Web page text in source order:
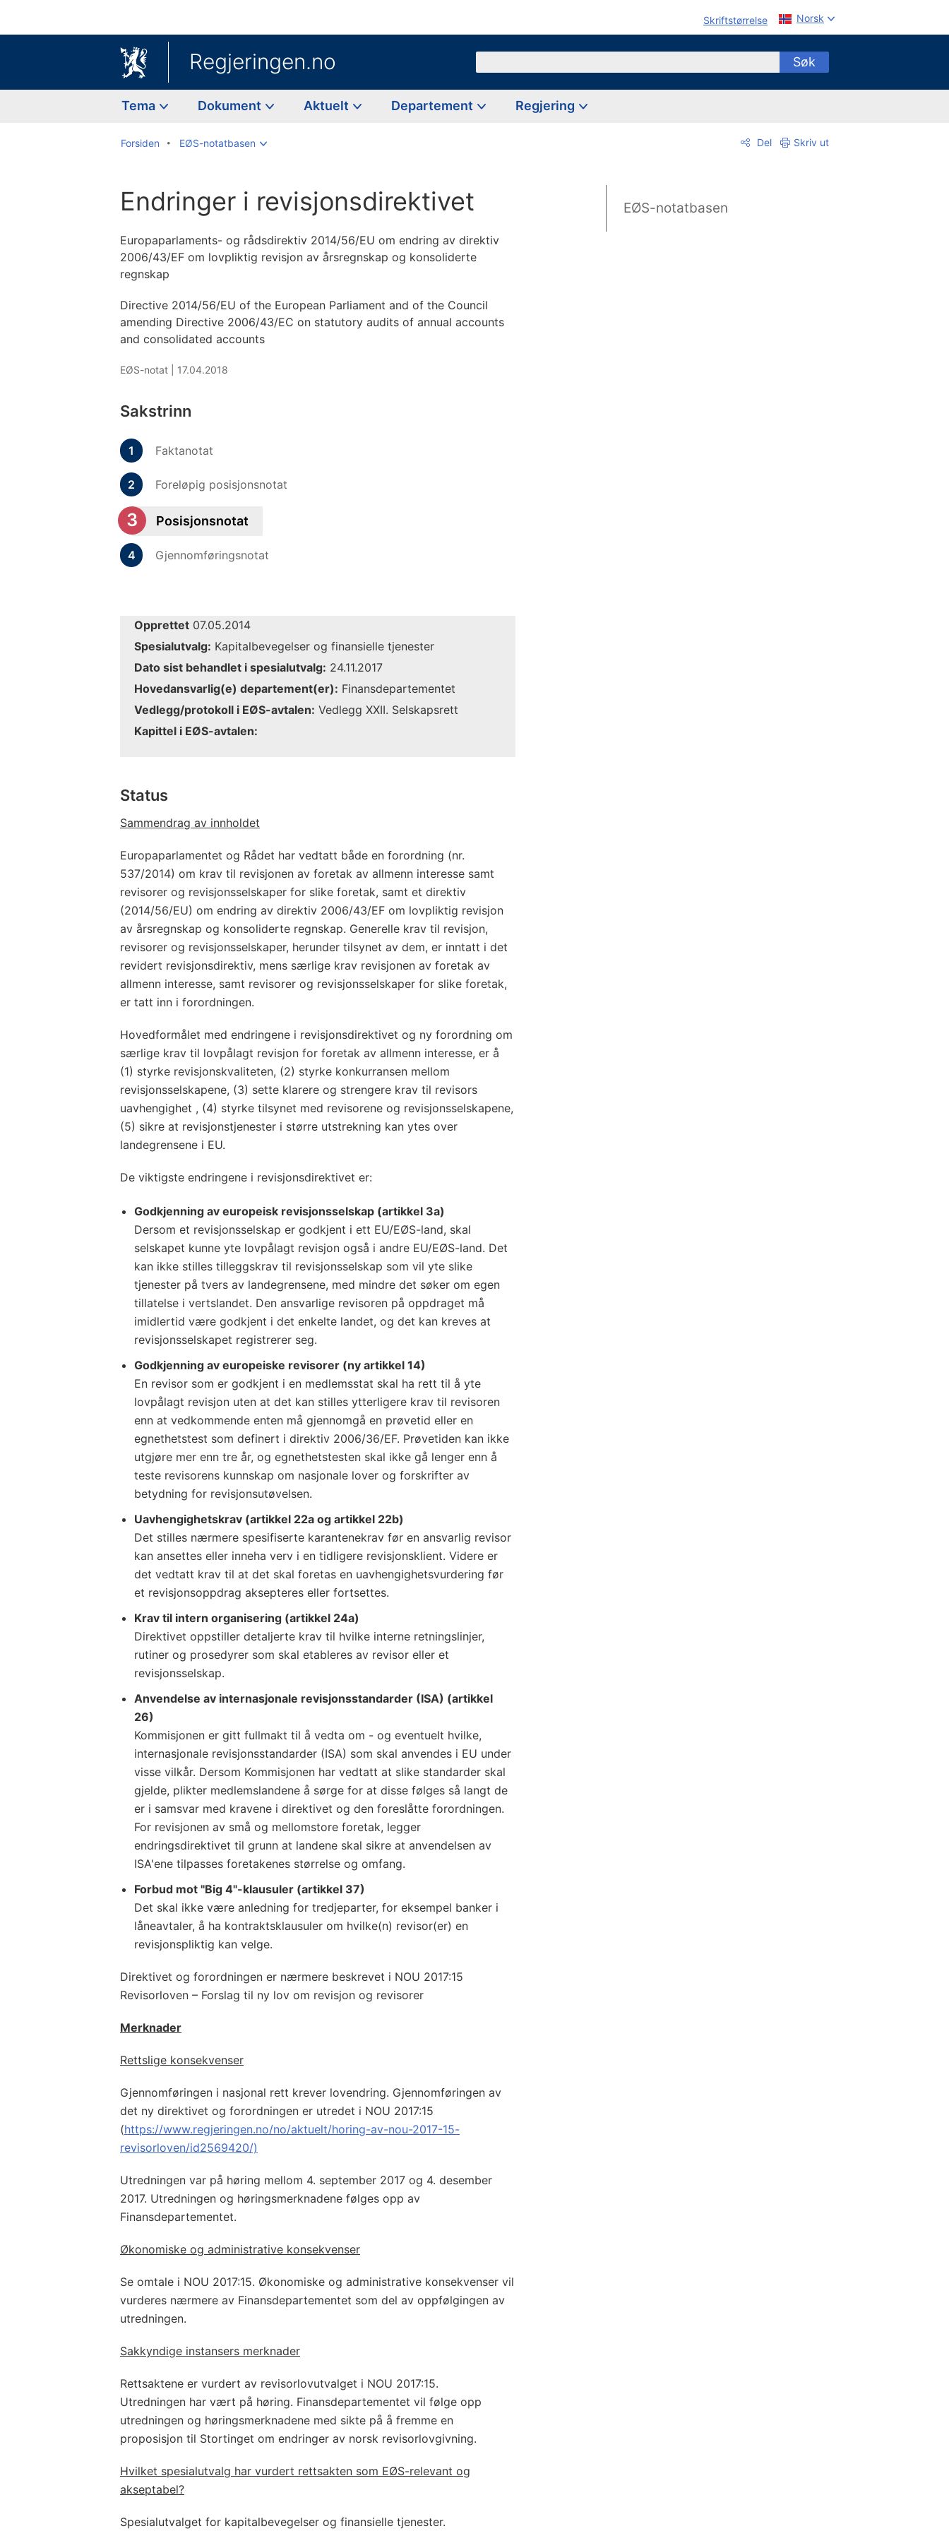
Skriftstørrelse Norsk
Regjeringen.no Søk
Tema Dokument Aktuelt Departement Regjering
Forsiden EØS-notatbasen Del Skriv ut
Endringer i revisjonsdirektivet
Europaparlaments- og rådsdirektiv 2014/56/EU om endring av direktiv
2006/43/EF om lovpliktig revisjon av årsregnskap og konsoliderte
regnskap
Directive 2014/56/EU of the European Parliament and of the Council
amending Directive 2006/43/EC on statutory audits of annual accounts
and consolidated accounts
EØS-notat | 17.04.2018
Sakstrinn
Faktanotat
Foreløpig posisjonsnotat
Posisjonsnotat
Gjennomføringsnotat
Opprettet 07.05.2014
Spesialutvalg: Kapitalbevegelser og finansielle tjenester
Dato sist behandlet i spesialutvalg: 24.11.2017
Hovedansvarlig(e) departement(er): Finansdepartementet
Vedlegg/protokoll i EØS-avtalen: Vedlegg XXII. Selskapsrett
Kapittel i EØS-avtalen:
Status
Sammendrag av innholdet
Europaparlamentet og Rådet har vedtatt både en forordning (nr.
537/2014) om krav til revisjonen av foretak av allmenn interesse samt
revisorer og revisjonsselskaper for slike foretak, samt et direktiv
(2014/56/EU) om endring av direktiv 2006/43/EF om lovpliktig revisjon
av årsregnskap og konsoliderte regnskap. Generelle krav til revisjon,
revisorer og revisjonsselskaper, herunder tilsynet av dem, er inntatt i det
revidert revisjonsdirektiv, mens særlige krav revisjonen av foretak av
allmenn interesse, samt revisorer og revisjonsselskaper for slike foretak,
er tatt inn i forordningen.
Hovedformålet med endringene i revisjonsdirektivet og ny forordning om
særlige krav til lovpålagt revisjon for foretak av allmenn interesse, er å
(1) styrke revisjonskvaliteten, (2) styrke konkurransen mellom
revisjonsselskapene, (3) sette klarere og strengere krav til revisors
uavhengighet , (4) styrke tilsynet med revisorene og revisjonsselskapene,
(5) sikre at revisjonstjenester i større utstrekning kan ytes over
landegrensene i EU.
De viktigste endringene i revisjonsdirektivet er:
Godkjenning av europeisk revisjonsselskap (artikkel 3a)
Dersom et revisjonsselskap er godkjent i ett EU/EØS-land, skal
selskapet kunne yte lovpålagt revisjon også i andre EU/EØS-land. Det
kan ikke stilles tilleggskrav til revisjonsselskap som vil yte slike
tjenester på tvers av landegrensene, med mindre det søker om egen
tillatelse i vertslandet. Den ansvarlige revisoren på oppdraget må
imidlertid være godkjent i det enkelte landet, og det kan kreves at
revisjonsselskapet registrerer seg.
Godkjenning av europeiske revisorer (ny artikkel 14)
En revisor som er godkjent i en medlemsstat skal ha rett til å yte
lovpålagt revisjon uten at det kan stilles ytterligere krav til revisoren
enn at vedkommende enten må gjennomgå en prøvetid eller en
egnethetstest som definert i direktiv 2006/36/EF. Prøvetiden kan ikke
utgjøre mer enn tre år, og egnethetstesten skal ikke gå lenger enn å
teste revisorens kunnskap om nasjonale lover og forskrifter av
betydning for revisjonsutøvelsen.
Uavhengighetskrav (artikkel 22a og artikkel 22b)
Det stilles nærmere spesifiserte karantenekrav før en ansvarlig revisor
kan ansettes eller inneha verv i en tidligere revisjonsklient. Videre er
det vedtatt krav til at det skal foretas en uavhengighetsvurdering før
et revisjonsoppdrag aksepteres eller fortsettes.
Krav til intern organisering (artikkel 24a)
Direktivet oppstiller detaljerte krav til hvilke interne retningslinjer,
rutiner og prosedyrer som skal etableres av revisor eller et
revisjonsselskap.
Anvendelse av internasjonale revisjonsstandarder (ISA) (artikkel
26)
Kommisjonen er gitt fullmakt til å vedta om - og eventuelt hvilke,
internasjonale revisjonsstandarder (ISA) som skal anvendes i EU under
visse vilkår. Dersom Kommisjonen har vedtatt at slike standarder skal
gjelde, plikter medlemslandene å sørge for at disse følges så langt de
er i samsvar med kravene i direktivet og den foreslåtte forordningen.
For revisjonen av små og mellomstore foretak, legger
endringsdirektivet til grunn at landene skal sikre at anvendelsen av
ISA'ene tilpasses foretakenes størrelse og omfang.
Forbud mot "Big 4"-klausuler (artikkel 37)
Det skal ikke være anledning for tredjeparter, for eksempel banker i
låneavtaler, å ha kontraktsklausuler om hvilke(n) revisor(er) en
revisjonspliktig kan velge.
Direktivet og forordningen er nærmere beskrevet i NOU 2017:15
Revisorloven – Forslag til ny lov om revisjon og revisorer
Merknader
Rettslige konsekvenser
Gjennomføringen i nasjonal rett krever lovendring. Gjennomføringen av
det ny direktivet og forordningen er utredet i NOU 2017:15
(https://www.regjeringen.no/no/aktuelt/horing-av-nou-2017-15-
revisorloven/id2569420/)
Utredningen var på høring mellom 4. september 2017 og 4. desember
2017. Utredningen og høringsmerknadene følges opp av
Finansdepartementet.
Økonomiske og administrative konsekvenser
Se omtale i NOU 2017:15. Økonomiske og administrative konsekvenser vil
vurderes nærmere av Finansdepartementet som del av oppfølgingen av
utredningen.
Sakkyndige instansers merknader
Rettsaktene er vurdert av revisorlovutvalget i NOU 2017:15.
Utredningen har vært på høring. Finansdepartementet vil følge opp
utredningen og høringsmerknadene med sikte på å fremme en
proposisjon til Stortinget om endringer av norsk revisorlovgivning.
Hvilket spesialutvalg har vurdert rettsakten som EØS-relevant og
akseptabel?
Spesialutvalget for kapitalbevegelser og finansielle tjenester.
EØS-notatbasen